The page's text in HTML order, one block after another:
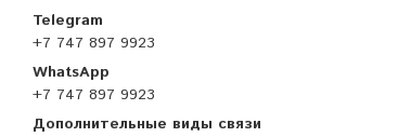
+7 747 897 9923
+7 747 897 9923